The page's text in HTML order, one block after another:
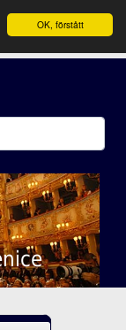
OK, förstått